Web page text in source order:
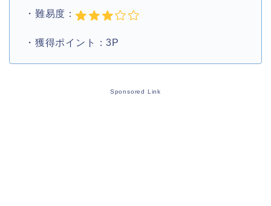
・難易度：
・獲得ポイント：3P
Sponsored Link